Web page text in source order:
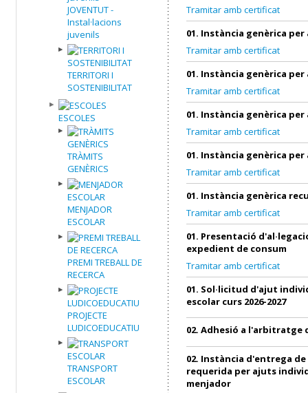
JOVENTUT -
Instal·lacions
juvenils
TERRITORI I
SOSTENIBILITAT
ESCOLES
TRÀMITS
GENÈRICS
MENJADOR
ESCOLAR
PREMI TREBALL DE
RECERCA
PROJECTE
LUDICOEDUCATIU
TRANSPORT
ESCOLAR
Tramitar amb certificat
01. Instància genèrica
Tramitar amb certificat
01. Instància genèrica
Tramitar amb certificat
01. Instància genèrica
Tramitar amb certificat
01. Instància genèrica
Tramitar amb certificat
01. Instància genèrica
Tramitar amb certificat
01. Presentació
expedient de consum
Tramitar amb certificat
01. Sol·licitud d'ajut
escolar curs 2026-2027
02. Adhesió a l'arbitratge
02. Instància d'entrega
requerida per ajuts
menjador